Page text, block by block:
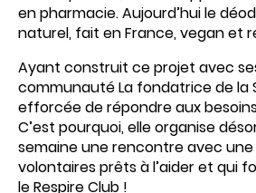
en pharmacie. Aujourd’hui le
naturel, fait en France, vegan et
Ayant construit ce projet avec
communauté La fondatrice de la
efforcée de répondre aux
C’est pourquoi, elle organise
semaine une rencontre avec une
volontaires prêts à l’aider et qui
le Respire Club !